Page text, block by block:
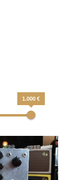
1.000 €